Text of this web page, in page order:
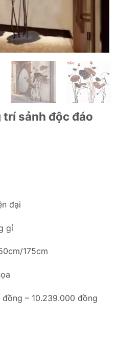
trí sảnh độc đáo
đại
gỉ
175cm
đồng – 10.239.000 đồng